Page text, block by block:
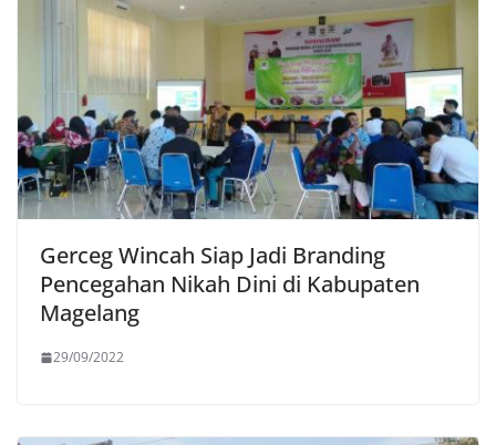
Gerceg Wincah Siap Jadi Branding
Pencegahan Nikah Dini di Kabupaten
Magelang
29/09/2022